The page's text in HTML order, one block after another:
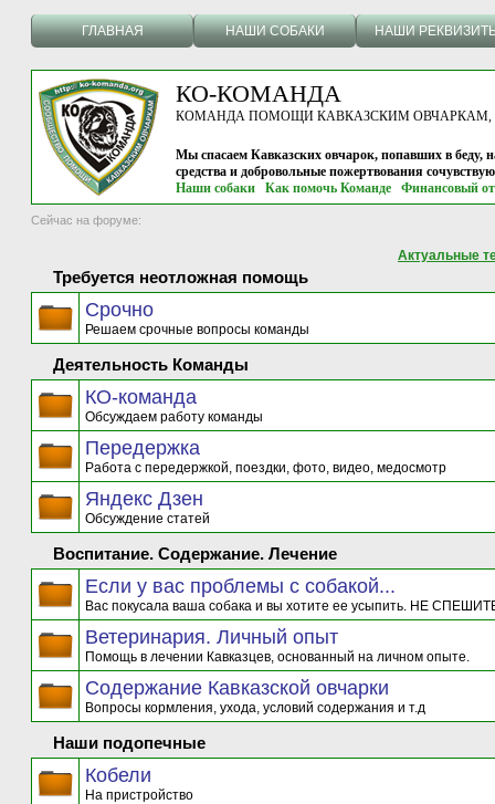
ГЛАВНАЯ НАШИ СОБАКИ НАШИ
КО-КОМАНДА
КОМАНДА ПОМОЩИ КАВКАЗСКИМ ОВЧАРКАМ, г.
Мы спасаем Кавказских овчарок, попавших в беду,
средства и добровольные пожертвования
Наши собаки
Как помочь Команде Финансовый
Сейчас на форуме:
Актуальные
Требуется неотложная помощь
Срочно
Решаем срочные вопросы команды
Деятельность Команды
КО-команда
Обсуждаем работу команды
Передержка
Работа с передержкой, поездки, фото, видео, медосмотр
Яндекс Дзен
Обсуждение статей
Воспитание. Содержание. Лечение
Если у вас проблемы с собакой...
Вас покусала ваша собака и вы хотите ее усыпить. НЕ
Ветеринария. Личный опыт
Помощь в лечении Кавказцев, основанный на личном опыте.
Содержание Кавказской овчарки
Вопросы кормления, ухода, условий содержания и т.д
Наши подопечные
Кобели
На пристройство